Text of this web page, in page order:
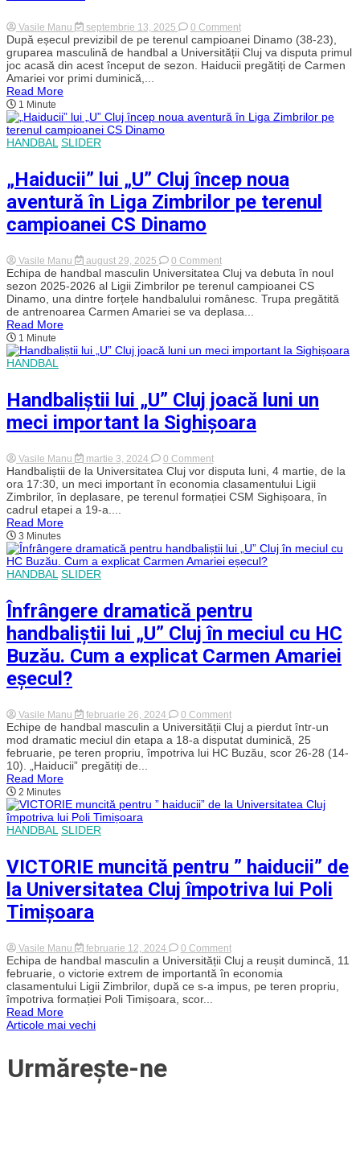
special!
Vasile Manu septembrie 13, 2025 0 Commenton
„Haiducii”
lui
„U”
Cluj
meci
Liga
Zimbrilor
După eșecul previzibil de pe terenul campioanei Dinamo (38-23),
gruparea masculină de handbal a Universității Cluj va disputa primul
joc acasă din acest început de sezon. Haiducii pregătiți de Carmen
Amariei vor primi duminică,...
Read More
1 Minute
HANDBAL SLIDER
„Haiducii” lui „U” Cluj încep noua
aventură în Liga Zimbrilor pe terenul
campioanei CS Dinamo
Vasile Manu august 29, 2025 0 Commenton
„Haiducii”
lui
„U”
Cluj
încep
în
terenul
campioanei
CS
Dinamo
Echipa de handbal masculin Universitatea Cluj va debuta în noul
sezon 2025-2026 al Ligii Zimbrilor pe terenul campioanei CS
Dinamo, una dintre forțele handbalului românesc. Trupa pregătită
de antrenoarea Carmen Amariei se va deplasa...
Read More
1 Minute
HANDBAL
Handbaliștii lui „U” Cluj joacă luni un
meci important la Sighișoara
Vasile Manu martie 3, 2024 0 Commenton
Handbaliștii
lui
„U”
Cluj
meci
important
la
Handbaliștii de la Universitatea Cluj vor disputa luni, 4 martie, de la
ora 17:30, un meci important în economia clasamentului Ligii
Zimbrilor, în deplasare, pe terenul formației CSM Sighișoara, în
cadrul etapei a 19-a....
Read More
3 Minutes
HANDBAL SLIDER
Înfrângere dramatică pentru
handbaliștii lui „U” Cluj în meciul cu HC
Buzău. Cum a explicat Carmen Amariei
eșecul?
Vasile Manu februarie 26, 2024 0 Commenton
Înfrângere
dramatică
pentru
handbaliștii
în
Cum
explicat
Carmen
Echipe de handbal masculin a Universității Cluj a pierdut într-un
mod dramatic meciul din etapa a 18-a disputat duminică, 25
februarie, pe teren propriu, împotriva lui HC Buzău, scor 26-28 (14-
10). „Haiducii” pregătiți de...
Read More
2 Minutes
HANDBAL SLIDER
VICTORIE muncită pentru ” haiducii” de
la Universitatea Cluj împotriva lui Poli
Timișoara
Vasile Manu februarie 12, 2024 0 Commenton
VICTORIE
muncită
pentru
”
Echipa de handbal masculin a Universității Cluj a reușit dumincă, 11
februarie, o victorie extrem de importantă în economia
clasamentului Ligii Zimbrilor, după ce s-a impus, pe teren propriu,
împotriva formației Poli Timișoara, scor...
Read More
Navigare
în
Articole mai vechi
Urmărește-ne